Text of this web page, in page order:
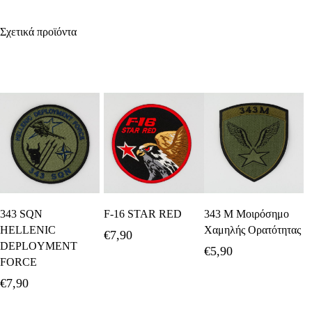
Σχετικά προϊόντα
Καλάθι
343 SQN
HELLENIC
DEPLOYMENT
FORCE
€7,90
F-16 STAR RED
€7,90
Προσθήκη Στο
Καλάθι
343 Μ Μοιρόσημο
Χαμηλής Ορατότητας
€5,90